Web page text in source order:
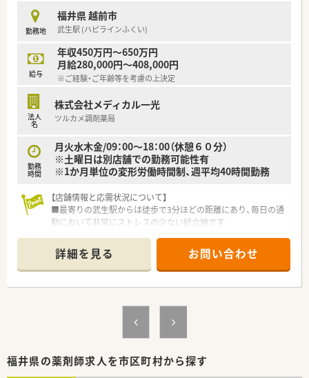
勤務地
福井県 越前市
武生駅 (ハピラインふくい)
給与
年収450万円～650万円
月給280,000円～408,000円
※ご経験・ご年齢等を考慮の上決定
法人
名
株式会社メディカル一光
ツルカメ調剤薬局
勤務
時間
月火水木金/09：00～18：00（休憩６０分）
※土曜日は別店舗での勤務可能性有
※1か月単位の変形労働時間制、週平均40時間勤務
【店舗情報と応需状況について】
■最寄りの武生駅からは徒歩で3分ほどの距離にあり、毎日の通
勤において非常にストレスの少ない好立地です
ており、地域医療に密着した経験が積めます
■薬剤師は常時3名体制で事務員も数名在籍しており、人員配置
にゆとりがあるため安心して業務に取り組めます
■処方箋に基づく調剤業務や監査、患者様への服薬指導など、薬
剤師としての基本業務を丁寧に行います
■OTC医薬品の販売や健康相談にも対応し、地域の皆様の健康を
詳細を見る お問い合わせ
福井県の薬剤師求人を市区町村から探す